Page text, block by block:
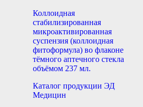
Коллоидная
стабилизированная
микроактивированная
суспензия (коллоидная
фитоформула) во флаконе
тёмного аптечного стекла
объёмом 237 мл.
Каталог продукции ЭД
Медицин